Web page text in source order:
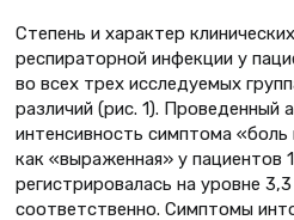
Степень и характер
респираторной инфекции у
во всех трех исследуемых
различий (рис. 1). Проведенный
интенсивность симптома «боль
как «выраженная» у пациентов
регистрировалась на уровне
соответственно. Симптомы